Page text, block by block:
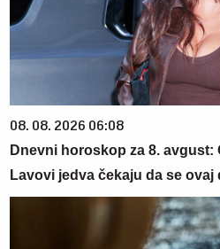
08. 08. 2026 06:08
Dnevni horoskop za 8.
Lavovi jedva čekaju da se ovaj